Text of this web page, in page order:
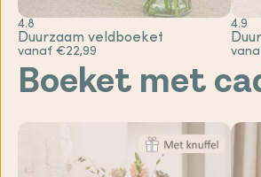
4.8
Duurzaam veldboeket
vanaf €22,99
4.9
Boeket met